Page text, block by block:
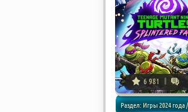
6 981
Раздел: Игры 2024 года /